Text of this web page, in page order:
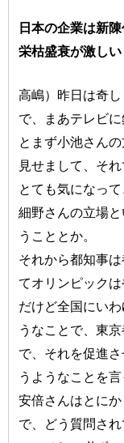
日本の企業は新
栄枯盛衰が激しい
高嶋）昨日は奇
で、まあテレビ
とまず小池さん
見せまして、そ
とても気になっ
細野さんの立場
うこととか。
それから都知事
てオリンピックは
だけど全国にい
うなことで、東
で、それを促進
うようなことを言
安倍さんはとに
で、どう質問さ